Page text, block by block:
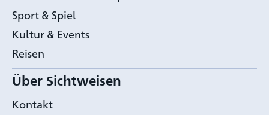
Sport & Spiel
Kultur & Events
Reisen
Über Sichtweisen
Kontakt